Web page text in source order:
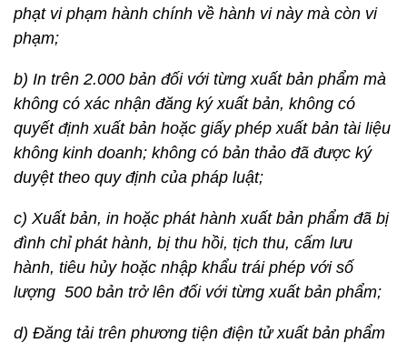
phạt vi phạm hành chính về hành vi này mà còn vi
phạm;
b) In trên 2.000 bản đối với từng xuất bản phẩm mà
không có xác nhận đăng ký xuất bản, không có
quyết định xuất bản hoặc giấy phép xuất bản tài liệu
không kinh doanh; không có bản thảo đã được ký
duyệt theo quy định của pháp luật;
c) Xuất bản, in hoặc phát hành xuất bản phẩm đã bị
đình chỉ phát hành, bị thu hồi, tịch thu, cấm lưu
hành, tiêu hủy hoặc nhập khẩu trái phép với số
lượng 500 bản trở lên đối với từng xuất bản phẩm;
d) Đăng tải trên phương tiện điện tử xuất bản phẩm